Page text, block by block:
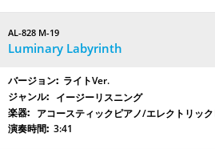
AL-828 M-19
Luminary Labyrinth
ライトVer.
イージーリスニング
アコースティックピアノ/エレクトリッ
3:41